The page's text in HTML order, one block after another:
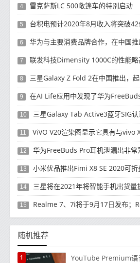
4 雷克萨斯LC 500敞篷车的特别启动
5 台积电预计2020年8月收入将突破
6 华为与主要消费品牌合作，在中国推出采用
7 联发科技Dimensity 1000C的性能略高
8 三星Galaxy Z Fold 2在中国推出，
9 在AI Life应用中发现了华为
10 三星Galaxy Tab Active3蓝牙SIG认证;
11 ViVO V20渲染图显示它具有与vivo X50
12 华为FreeBuds Pro耳机泄漏出非常
13 小米优品推出Fimi X8 SE 2020可
14 三星将在2021年将智能手机出货量
15 Realme 7、7i将于9月17日发布；Realme 7i
随机推荐
1
YouTube Premium语